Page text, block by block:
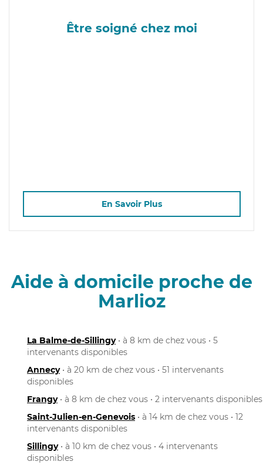
Être soigné chez moi
En Savoir Plus
Aide à domicile proche de
Marlioz
La Balme-de-Sillingy• à 8 km de chez vous • 5
intervenants disponibles
Annecy• à 20 km de chez vous • 51 intervenants
disponibles
Frangy• à 8 km de chez vous • 2 intervenants disponibles
Saint-Julien-en-Genevois • à 14 km de chez vous • 12
intervenants disponibles
Sillingy• à 10 km de chez vous • 4 intervenants
disponibles